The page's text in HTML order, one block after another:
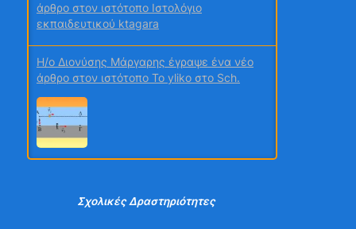
ΙΟΥΝΙΟΣ
2o Γυμνάσιο Νέας Φιλαδέλφειας - 27ο Τεύχος -
άρθρο στον ιστότοπο Το yliko στο Sch.
H/o ΓΕΝΙΚΟ ΛΥΚΕΙΟ ΣΚΥΡΟΥ έγραψε ένα
νέο άρθρο στον ιστότοπο Το ιστολόγιο του
Λυκείου Σκύρου
άρθρο στον ιστότοπο δια βίου στο θρανίο
Σχολικές Δραστηριότητες